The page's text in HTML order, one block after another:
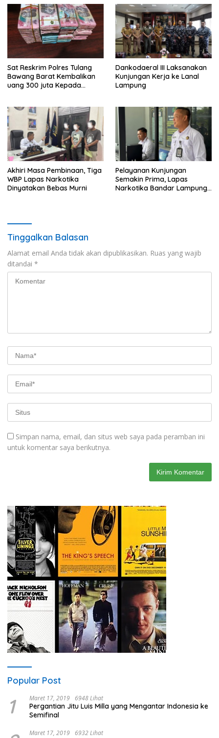
Sat Reskrim Polres Tulang
Bawang Barat Kembalikan
uang 300 juta Kepada
Dankodaeral III Laksanakan
Kunjungan Kerja ke Lanal
Lampung
Akhiri Masa Pembinaan, Tiga
WBP Lapas Narkotika
Dinyatakan Bebas Murni
Pelayanan Kunjungan
Semakin Prima, Lapas
Narkotika Bandar Lampung
Tinggalkan Balasan
Alamat email Anda tidak akan dipublikasikan. Ruas yang wajib
ditandai *
Simpan nama, email, dan situs web saya pada peramban ini
untuk komentar saya berikutnya.
Popular Post
1 Maret 17, 2019 6948 Lihat
Pergantian Jitu Luis Milla yang Mengantar Indonesia ke
Semifinal
Maret 17, 2019 6932 Lihat